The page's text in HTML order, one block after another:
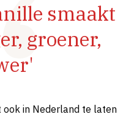
smaakt
groener,
in Nederland te laten